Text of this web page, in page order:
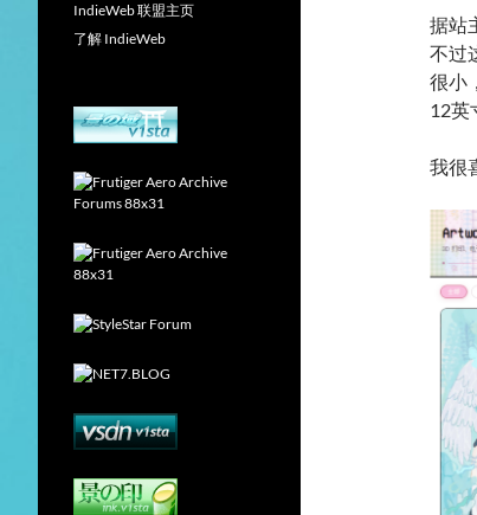
据站
不过
很小
12英
我很
IndieWeb 联盟主页
了解 IndieWeb